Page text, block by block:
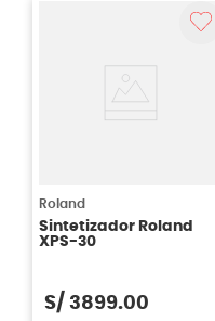
Roland
Sintetizador Roland
XPS-30
S/ 3899.00